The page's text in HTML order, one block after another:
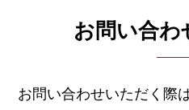
お問い合わ
お問い合わせいただく際